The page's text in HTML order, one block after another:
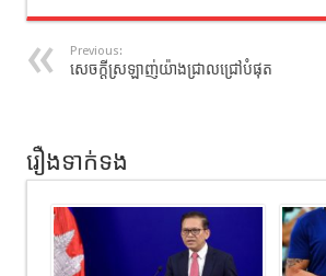
Previous:
សេចក្តីស្រឡាញ់យ៉ាងជ្រាលជ្រៅបំផុត
រឿងទាក់ទង